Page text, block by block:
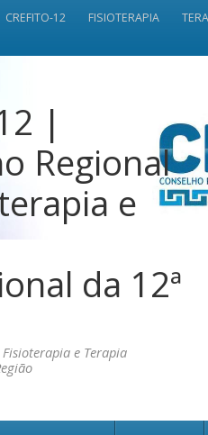
CREFITO-12 FISIOTERAPIA
|
Regional
e
da 12ª
e Terapia